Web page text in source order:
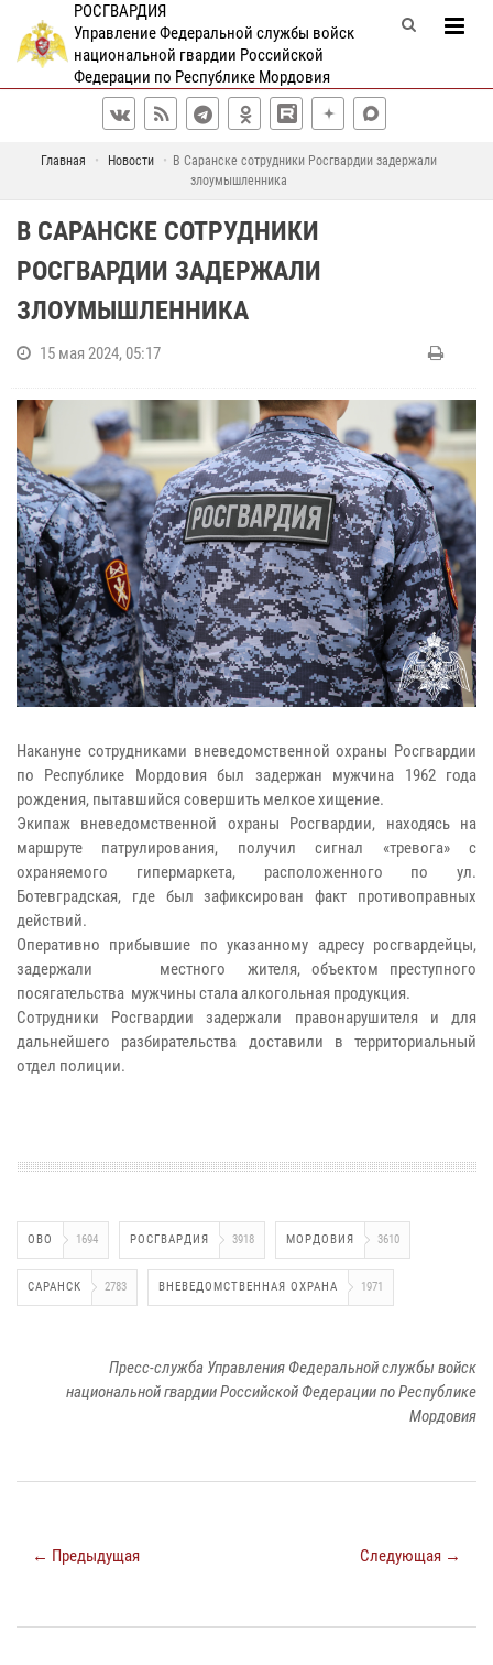
РОСГВАРДИЯ
Управление Федеральной службы войск
национальной гвардии Российской
Федерации по Республике Мордовия
Главная Новости
В Саранске сотрудники Росгвардии задержали
злоумышленника
В САРАНСКЕ СОТРУДНИКИ
РОСГВАРДИИ ЗАДЕРЖАЛИ
ЗЛОУМЫШЛЕННИКА
15 мая 2024, 05:17
Накануне сотрудниками вневедомственной охраны Росгвардии
по Республике Мордовия был задержан мужчина 1962 года
рождения, пытавшийся совершить мелкое хищение.
Экипаж вневедомственной охраны Росгвардии, находясь на
маршруте патрулирования, получил сигнал «тревога» с
охраняемого гипермаркета, расположенного по ул.
Ботевградская, где был зафиксирован факт противоправных
действий.
Оперативно прибывшие по указанному адресу росгвардейцы,
задержали местного жителя, объектом преступного
посягательства мужчины стала алкогольная продукция.
Сотрудники Росгвардии задержали правонарушителя и для
дальнейшего разбирательства доставили в территориальный
отдел полиции.
ОВО 1694 РОСГВАРДИЯ 3918 МОРДОВИЯ 3610
САРАНСК 2783 ВНЕВЕДОМСТВЕННАЯ ОХРАНА 1971
Пресс-служба Управления Федеральной службы войск
национальной гвардии Российской Федерации по Республике
Мордовия
← Предыдущая Следующая →